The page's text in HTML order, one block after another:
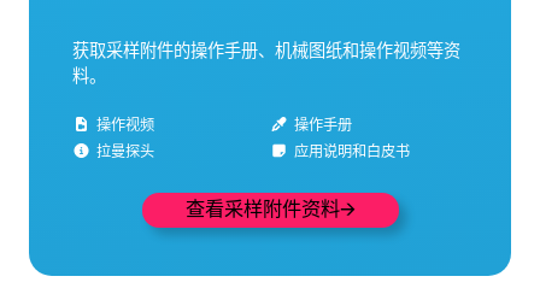
获取采样附件的操作手册、机械图纸和操作视频等资
料。
操作视频
拉曼探头
操作手册
应用说明和白皮书
查看采样附件资料🡪